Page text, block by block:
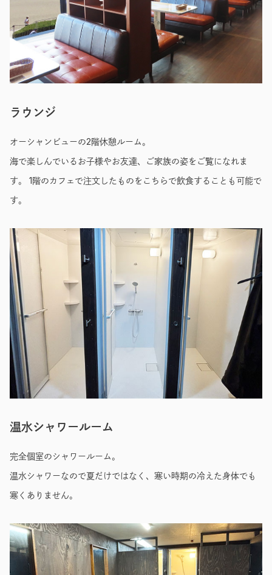
ラウンジ
オーシャンビューの2階休憩ルーム。
海で楽しんでいるお子様やお友達、ご家族の姿をご覧になれま
す。 1階のカフェで注文したものをこちらで飲食することも可能で
す。
温水シャワールーム
完全個室のシャワールーム。
温水シャワーなので夏だけではなく、寒い時期の冷えた身体でも
寒くありません。